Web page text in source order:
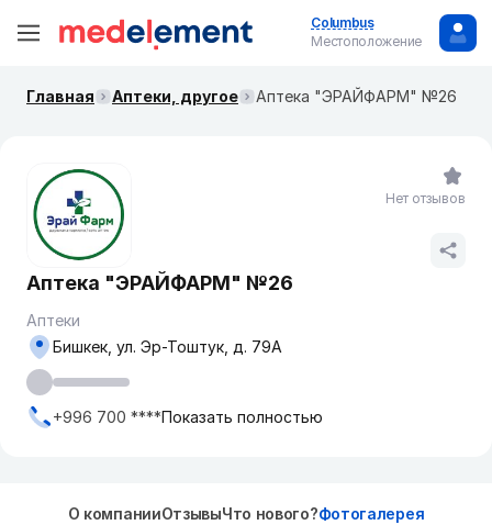
Columbus
Местоположение
Главная Аптеки, другое Аптека "ЭРАЙФАРМ" №26
Аптека "ЭРАЙФАРМ" №26
Аптеки
Бишкек, ул. Эр-Тоштук, д. 79А
+996 700 ****Показать полностью
Нет отзывов
О компанииОтзывыЧто нового?Фотогалерея